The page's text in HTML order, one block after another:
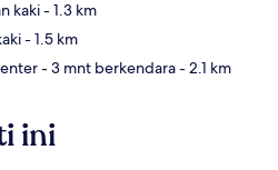
kaki- 1.3 km
- 1.5 km
- 3 mnt berkendara- 2.1 km
ini